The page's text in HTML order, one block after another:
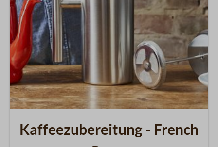
Kaffeezubereitung - French